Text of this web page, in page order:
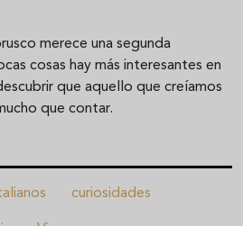
merece una segunda
cosas hay más interesantes en
que aquello que creíamos
que contar.
curiosidades